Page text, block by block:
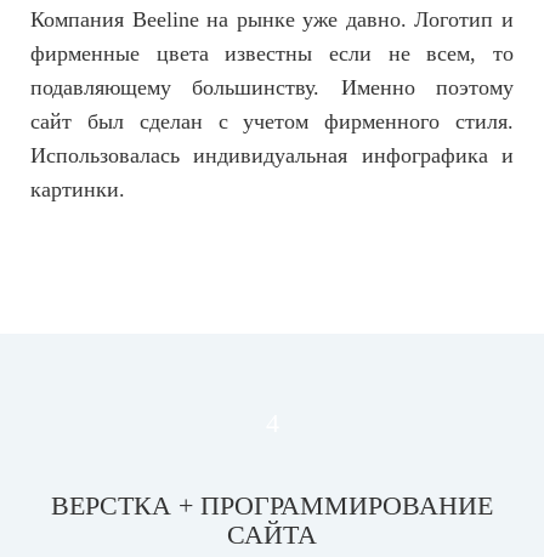
Компания Beeline на рынке уже давно. Логотип и
фирменные цвета известны если не всем, то
подавляющему большинству. Именно поэтому
сайт был сделан с учетом фирменного стиля.
Использовалась индивидуальная инфографика и
картинки.
ВЕРСТКА + ПРОГРАММИРОВАНИЕ
САЙТА